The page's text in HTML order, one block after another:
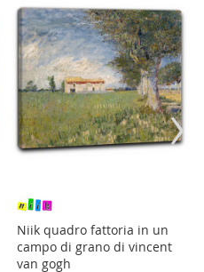
Niik quadro fattoria in un
campo di grano di vincent
van gogh
›